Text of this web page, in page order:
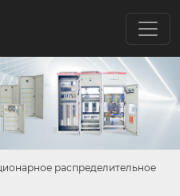
распределительное